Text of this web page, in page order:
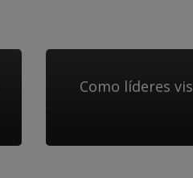
Como líderes